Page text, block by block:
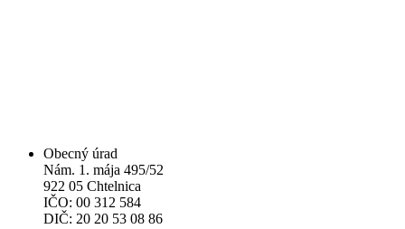
Obecný úrad
Nám. 1. mája 495/52
922 05 Chtelnica
IČO: 00 312 584
DIČ: 20 20 53 08 86